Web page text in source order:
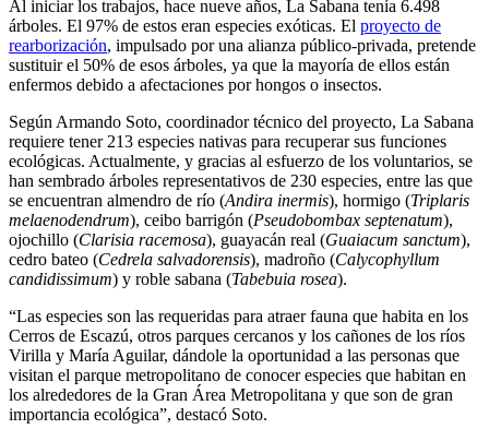
Al iniciar los trabajos, hace nueve años, La Sabana tenía 6.498
árboles. El 97% de estos eran especies exóticas. El proyecto de
rearborización, impulsado por una alianza público-privada, pretende
sustituir el 50% de esos árboles, ya que la mayoría de ellos están
enfermos debido a afectaciones por hongos o insectos.
Según Armando Soto, coordinador técnico del proyecto, La Sabana
requiere tener 213 especies nativas para recuperar sus funciones
ecológicas. Actualmente, y gracias al esfuerzo de los voluntarios, se
han sembrado árboles representativos de 230 especies, entre las que
se encuentran almendro de río (Andira inermis), hormigo (Triplaris
melaenodendrum), ceibo barrigón (Pseudobombax septenatum),
ojochillo (Clarisia racemosa), guayacán real (Guaiacum sanctum),
cedro bateo (Cedrela salvadorensis), madroño (Calycophyllum
candidissimum) y roble sabana (Tabebuia rosea).
“Las especies son las requeridas para atraer fauna que habita en los
Cerros de Escazú, otros parques cercanos y los cañones de los ríos
Virilla y María Aguilar, dándole la oportunidad a las personas que
visitan el parque metropolitano de conocer especies que habitan en
los alrededores de la Gran Área Metropolitana y que son de gran
importancia ecológica”, destacó Soto.